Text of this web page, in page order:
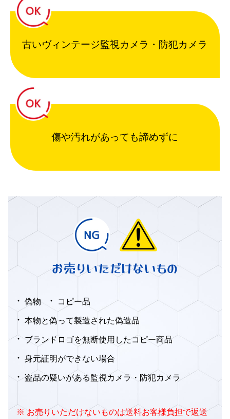
古いヴィンテージ監視カメラ・防犯カメラ
傷や汚れがあっても諦めずに
お売りいただけないもの
偽物 コピー品
本物と偽って製造された偽造品
ブランドロゴを無断使用したコピー商品
身元証明ができない場合
盗品の疑いがある監視カメラ・防犯カメラ
※ お売りいただけないものは送料お客様負担で返送